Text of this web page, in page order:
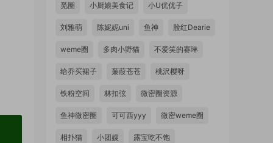
觅圈 小厨娘美食记 小U优优子
刘雅萌 陈妮妮uni 鱼神 脸红Dearie
weme圈 多肉小野猫 不爱笑的赛琳
给乔买裙子 蒹葭苍苍 桃沢樱呀
铁粉空间 林扣弦 微密圈资源
鱼神微密圈 可可西yyy 微密weme圈
相扑猫 小团嫂 露宝吃不饱